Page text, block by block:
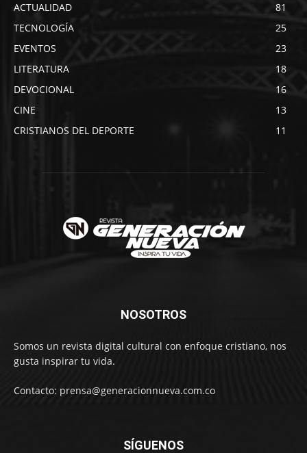
ACTUALIDAD
81
TECNOLOGÍA
25
EVENTOS
23
LITERATURA
18
DEVOCIONAL
16
CINE
13
CRISTIANOS DEL DEPORTE
11
NOSOTROS
Somos un revista digital cultural con enfoque cristiano, nos
gusta inspirar tu vida.
Contacto: prensa@generacionnueva.com.co
SÍGUENOS